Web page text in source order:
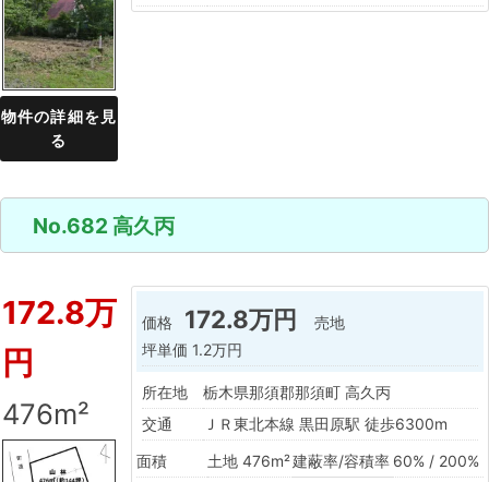
物件の詳細を見
る
No.682 高久丙
172.8万
円
476m²
価格 172.8万円
売地
坪単価 1.2万円
所在地
栃木県那須郡那須町 高久丙
交通
ＪＲ東北本線 黒田原駅 徒歩6300m
面積
土地 476m²建蔽率/容積率 60% / 200%